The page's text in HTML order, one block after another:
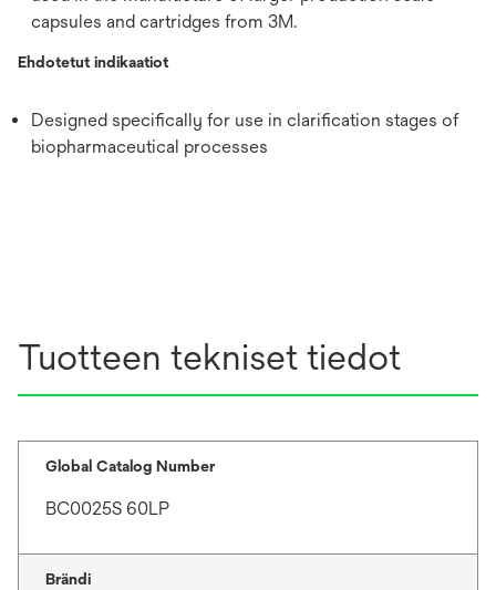
capsules and cartridges from 3M.
Ehdotetut indikaatiot
Designed specifically for use in clarification stages of
biopharmaceutical processes
Tuotteen tekniset tiedot
Global Catalog Number
BC0025S 60LP
Brändi